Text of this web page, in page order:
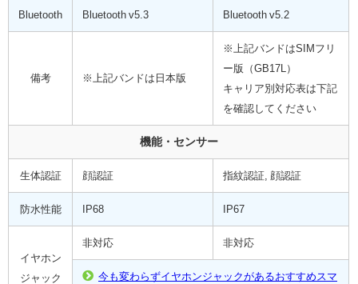
Bluetooth Bluetooth v5.3 Bluetooth v5.2
備考 ※上記バンドは日本版
※上記バンドはSIMフリ
ー版（GB17L）
キャリア別対応表は下記
を確認してください
機能・センサー
生体認証 顔認証 指紋認証, 顔認証
防水性能 IP68 IP67
イヤホン
ジャック
非対応 非対応
今も変わらずイヤホンジャックがあるおすすめスマ